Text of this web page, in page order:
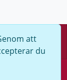
Meny
att
du